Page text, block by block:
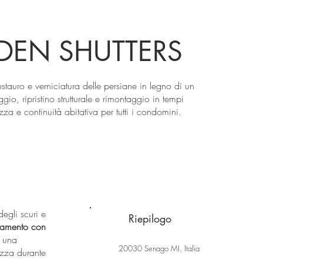
SHUTTERS
e verniciatura delle persiane in legno di un
ripristino strutturale e rimontaggio in tempi
e continuità abitativa per tutti i condomini.
scuri e
con
una
durante
20030 Senago MI, Italia
Riepilogo